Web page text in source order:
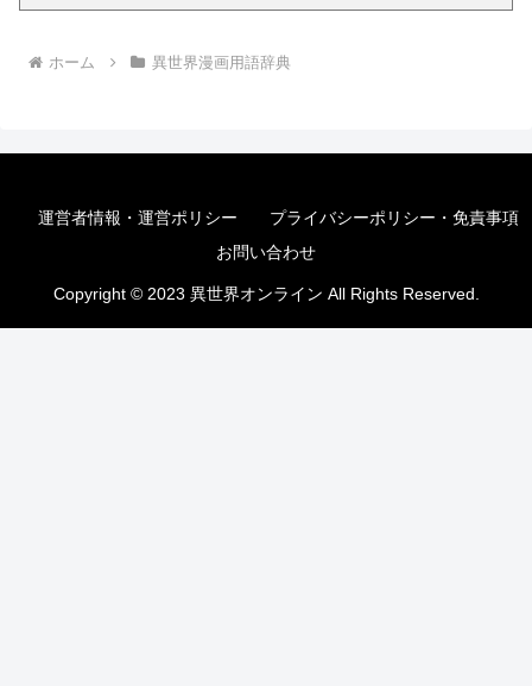
ホーム 異世界漫画用語辞典
運営者情報・運営ポリシー
プライバシーポリシー・免責事項
お問い合わせ
Copyright © 2023 異世界オンライン All Rights Reserved.